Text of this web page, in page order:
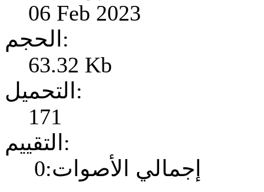
06 Feb 2023
الحجم:
63.32 Kb
التحميل:
171
التقييم:
إجمالي الأصوات:0